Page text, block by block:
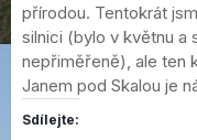
přírodou. Tentokrát
silnici (bylo v květnu a
nepřiměřeně), ale ten
Janem pod Skalou je
Sdílejte: